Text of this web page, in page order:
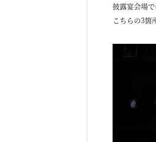
披露宴会場
こちらの3箇